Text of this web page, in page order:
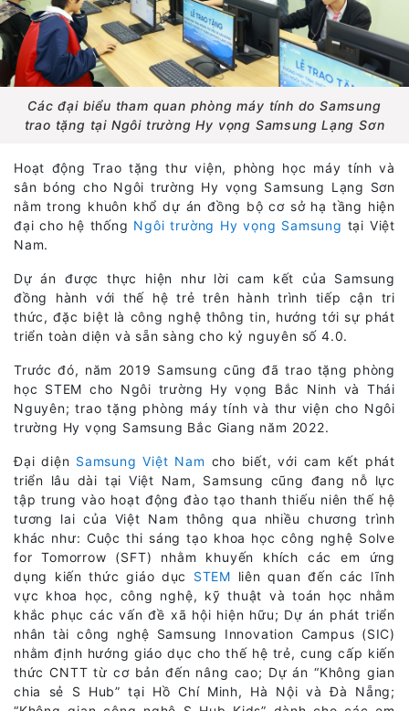
Các đại biểu tham quan phòng máy tính do Samsung
trao tặng tại Ngôi trường Hy vọng Samsung Lạng Sơn
Hoạt động Trao tặng thư viện, phòng học máy tính và
sân bóng cho Ngôi trường Hy vọng Samsung Lạng Sơn
nằm trong khuôn khổ dự án đồng bộ cơ sở hạ tầng hiện
đại cho hệ thống Ngôi trường Hy vọng Samsung tại Việt
Nam.
Dự án được thực hiện như lời cam kết của Samsung
đồng hành với thế hệ trẻ trên hành trình tiếp cận tri
thức, đặc biệt là công nghệ thông tin, hướng tới sự phát
triển toàn diện và sẵn sàng cho kỷ nguyên số 4.0.
Trước đó, năm 2019 Samsung cũng đã trao tặng phòng
học STEM cho Ngôi trường Hy vọng Bắc Ninh và Thái
Nguyên; trao tặng phòng máy tính và thư viện cho Ngôi
trường Hy vọng Samsung Bắc Giang năm 2022.
Đại diện Samsung Việt Nam cho biết, với cam kết phát
triển lâu dài tại Việt Nam, Samsung cũng đang nỗ lực
tập trung vào hoạt động đào tạo thanh thiếu niên thế hệ
tương lai của Việt Nam thông qua nhiều chương trình
khác như: Cuộc thi sáng tạo khoa học công nghệ Solve
for Tomorrow (SFT) nhằm khuyến khích các em ứng
dụng kiến thức giáo dục STEM liên quan đến các lĩnh
vực khoa học, công nghệ, kỹ thuật và toán học nhằm
khắc phục các vấn đề xã hội hiện hữu; Dự án phát triển
nhân tài công nghệ Samsung Innovation Campus (SIC)
nhằm định hướng giáo dục cho thế hệ trẻ, cung cấp kiến
thức CNTT từ cơ bản đến nâng cao; Dự án “Không gian
chia sẻ S Hub” tại Hồ Chí Minh, Hà Nội và Đà Nẵng;